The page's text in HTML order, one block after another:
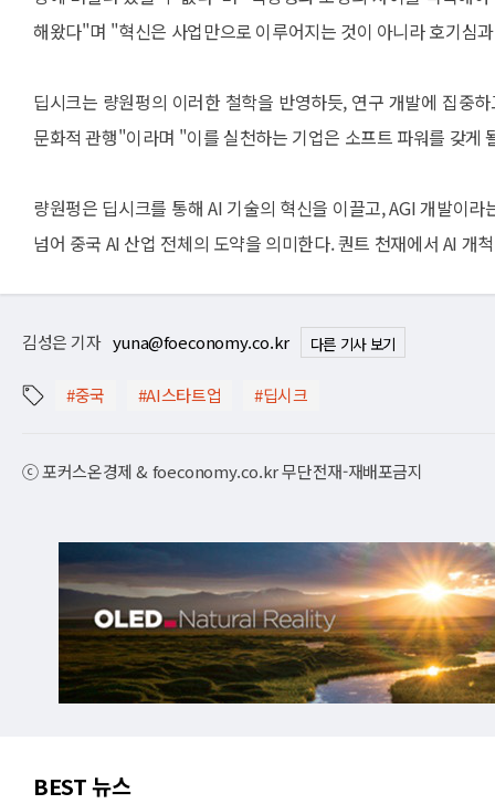
해왔다"며 "혁신은 사업만으로 이루어지는 것이 아니라 호기심
딥시크는 량원펑의 이러한 철학을 반영하듯, 연구 개발에 집중
문화적 관행"이라며 "이를 실천하는 기업은 소프트 파워를 갖게
량원펑은 딥시크를 통해 AI 기술의 혁신을 이끌고, AGI 개발이
넘어 중국 AI 산업 전체의 도약을 의미한다. 퀀트 천재에서 AI 개
김성은 기자 yuna@foeconomy.co.kr 다른 기사 보기
#중국 #AI스타트업 #딥시크
ⓒ 포커스온경제 & foeconomy.co.kr 무단전재-재배포금지
BEST 뉴스